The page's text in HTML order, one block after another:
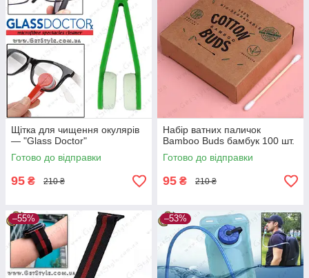
Щітка для чищення окулярів
— "Glass Doctor"
Готово до відправки
95 ₴ 210 ₴
Набір ватних паличок
Bamboo Buds бамбук 100 шт.
Готово до відправки
95 ₴ 210 ₴
–55% –53%